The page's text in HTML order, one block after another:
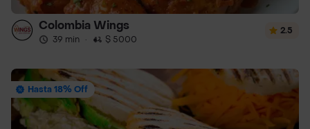
Colombia Wings
39 min · $ 5000
2.5
Hasta 18% Off